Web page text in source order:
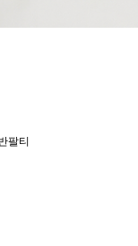
팔티